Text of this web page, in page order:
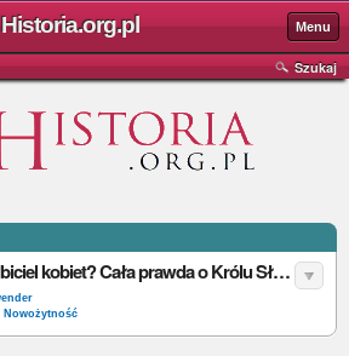
Historia.org.pl Menu
Szukaj
Tyran czy wielbiciel kobiet? Cała prawda o Królu Słońce
Nowożytność